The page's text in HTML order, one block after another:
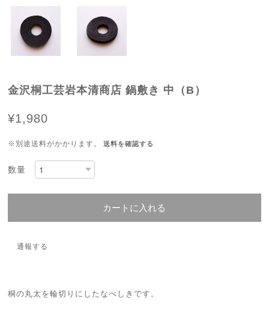
金沢桐工芸岩本清商店 鍋敷き 中（B）
¥1,980
※別途送料がかかります。 送料を確認する
数量
カートに入れる
通報する
桐の丸太を輪切りにしたなべしきです。